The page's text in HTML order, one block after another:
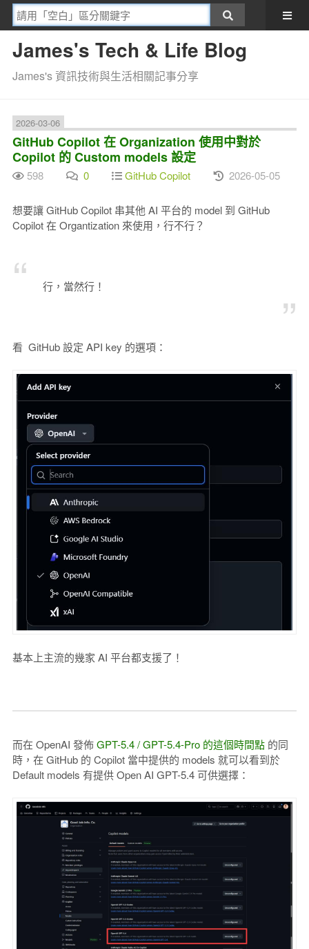
James's Tech & Life Blog
James's 資訊技術與生活相關記事分享
2026-03-06
GitHub Copilot 在 Organization 使用中對於
Copilot 的 Custom models 設定
598 0 GitHub Copilot 2026-05-05
想要讓 GitHub Copilot 串其他 AI 平台的 model 到 GitHub
Copilot 在 Organtization 來使用，行不行？
行，當然行！
看 GitHub 設定 API key 的選項：
基本上主流的幾家 AI 平台都支援了！
而在 OpenAI 發佈GPT-5.4 / GPT-5.4-Pro 的這個時間點的同
時，在 GitHub 的 Copilot 當中提供的 models 就可以看到於
Default models 有提供 Open AI GPT-5.4 可供選擇：